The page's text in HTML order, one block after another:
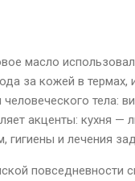
масло
за кожей в
тела:
акценты: кухня —
гигиены и лечения
повседневности